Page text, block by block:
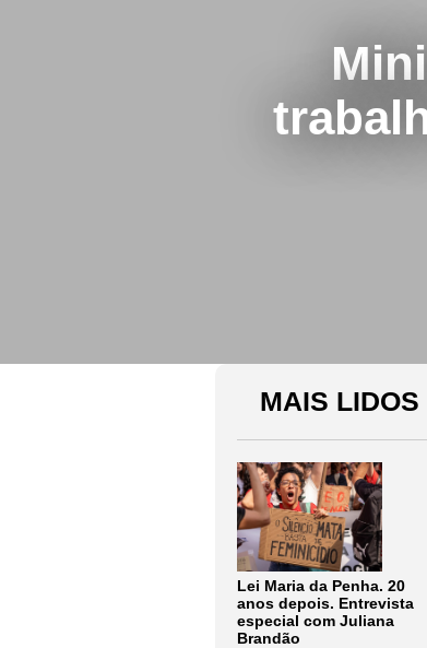
MAIS LIDOS
Lei Maria da Penha. 20
anos depois. Entrevista
especial com Juliana
Brandão